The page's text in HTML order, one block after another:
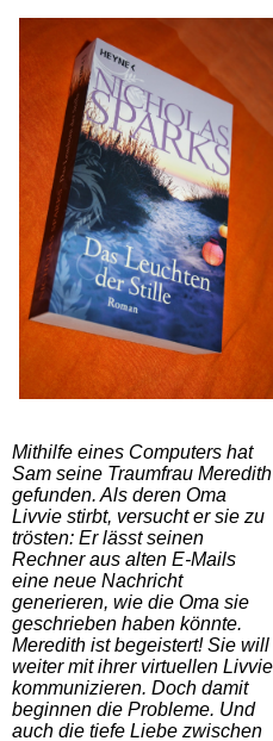
Mithilfe eines Computers hat
Sam seine Traumfrau Meredith
gefunden. Als deren Oma
Livvie stirbt, versucht er sie zu
trösten: Er lässt seinen
Rechner aus alten E-Mails
eine neue Nachricht
generieren, wie die Oma sie
geschrieben haben könnte.
Meredith ist begeistert! Sie will
weiter mit ihrer virtuellen Livvie
kommunizieren. Doch damit
beginnen die Probleme. Und
auch die tiefe Liebe zwischen